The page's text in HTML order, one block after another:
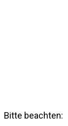
Bitte beachten: